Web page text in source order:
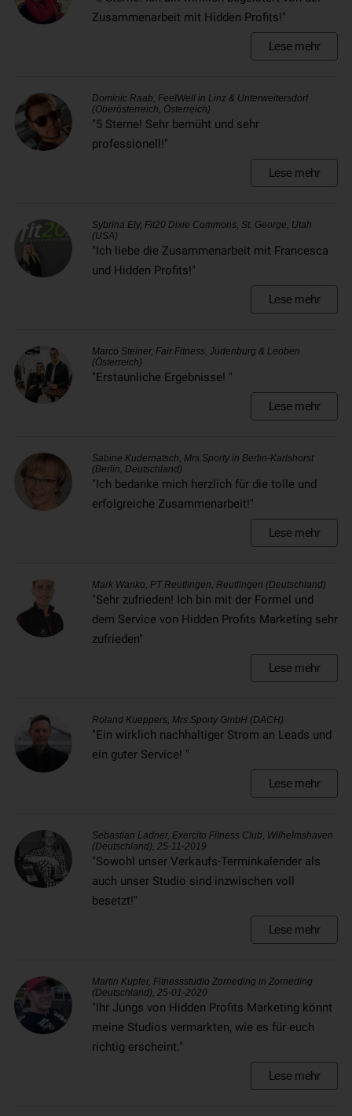
Zusammenarbeit mit Hidden Profits!"
Lese mehr
Dominic Raab, FeelWell in Linz & Unterweitersdorf
(Oberösterreich, Österreich)
"5 Sterne! Sehr bemüht und sehr
professionell!"
Lese mehr
Sybrina Ely, Fit20 Dixie Commons, St. George, Utah
(USA)
"Ich liebe die Zusammenarbeit mit Francesca
und Hidden Profits!"
Lese mehr
Marco Steiner, Fair Fitness, Judenburg & Leoben
(Österreich)
"Erstaunliche Ergebnisse! "
Lese mehr
Sabine Kudernatsch, Mrs.Sporty in Berlin-Karlshorst
(Berlin, Deutschland)
"Ich bedanke mich herzlich für die tolle und
erfolgreiche Zusammenarbeit!"
Lese mehr
Mark Wanko, PT Reutlingen, Reutlingen (Deutschland)
"Sehr zufrieden! Ich bin mit der Formel und
dem Service von Hidden Profits Marketing sehr
zufrieden"
Lese mehr
Roland Kueppers, Mrs.Sporty GmbH (DACH)
"Ein wirklich nachhaltiger Strom an Leads und
ein guter Service! "
Lese mehr
Sebastian Ladner, Exercito Fitness Club, Wilhelmshaven
(Deutschland), 25-11-2019
"Sowohl unser Verkaufs-Terminkalender als
auch unser Studio sind inzwischen voll
besetzt!"
Lese mehr
Martin Kupfer, Fitnessstudio Zorneding in Zorneding
(Deutschland), 25-01-2020
"Ihr Jungs von Hidden Profits Marketing könnt
meine Studios vermarkten, wie es für euch
richtig erscheint."
Lese mehr